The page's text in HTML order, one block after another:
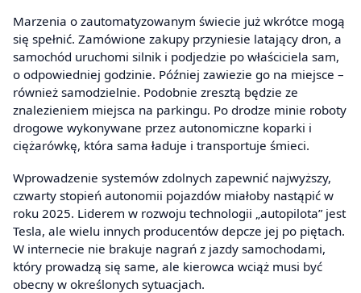
Marzenia o zautomatyzowanym świecie już wkrótce mogą
się spełnić. Zamówione zakupy przyniesie latający dron, a
samochód uruchomi silnik i podjedzie po właściciela sam,
o odpowiedniej godzinie. Później zawiezie go na miejsce –
również samodzielnie. Podobnie zresztą będzie ze
znalezieniem miejsca na parkingu. Po drodze minie roboty
drogowe wykonywane przez autonomiczne koparki i
ciężarówkę, która sama ładuje i transportuje śmieci.
Wprowadzenie systemów zdolnych zapewnić najwyższy,
czwarty stopień autonomii pojazdów miałoby nastąpić w
roku 2025. Liderem w rozwoju technologii „autopilota” jest
Tesla, ale wielu innych producentów depcze jej po piętach.
W internecie nie brakuje nagrań z jazdy samochodami,
który prowadzą się same, ale kierowca wciąż musi być
obecny w określonych sytuacjach.